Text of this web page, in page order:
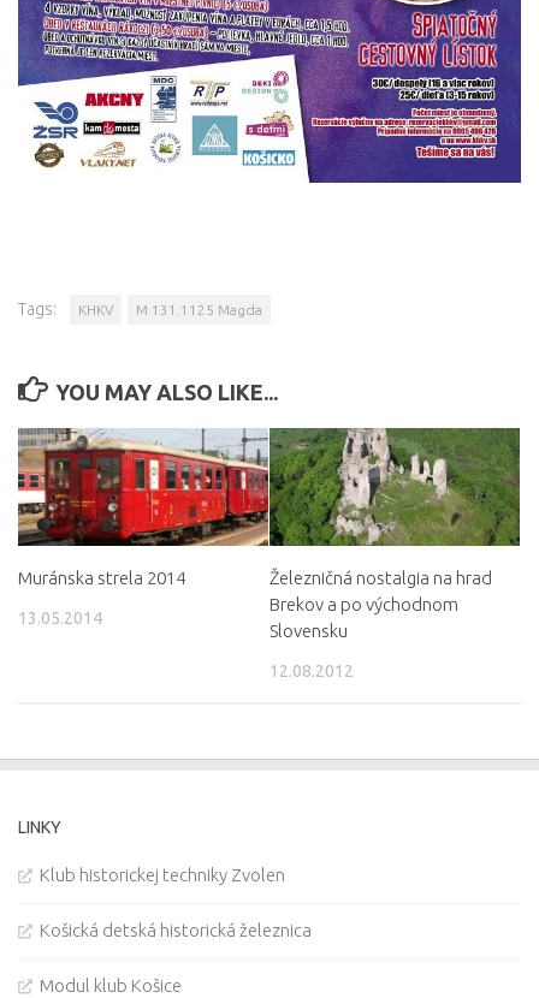
Tags: KHKV M 131.1125 Magda
YOU MAY ALSO LIKE...
Muránska strela 2014
13.05.2014
Železničná nostalgia na hrad
Brekov a po východnom
Slovensku
12.08.2012
LINKY
Klub historickej techniky Zvolen
Košická detská historická železnica
Modul klub Košice